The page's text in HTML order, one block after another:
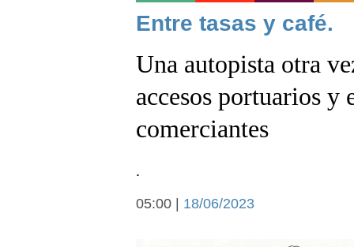
Noticias
Entre tasas y café.
Una autopista otra
accesos portuarios y
comerciantes
.
05:00 | 18/06/2023